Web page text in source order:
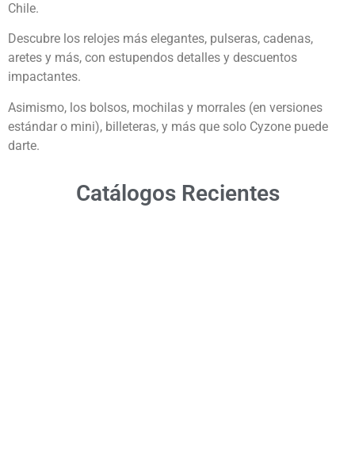
Chile.
Descubre los relojes más elegantes, pulseras, cadenas,
aretes y más, con estupendos detalles y descuentos
impactantes.
Asimismo, los bolsos, mochilas y morrales (en versiones
estándar o mini), billeteras, y más que solo Cyzone puede
darte.
Catálogos Recientes